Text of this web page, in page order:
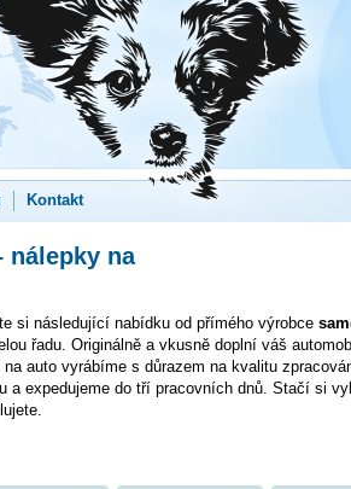
Kontakt
nálepky na
si následující nabídku od přímého výrobce
řadu. Originálně a vkusně doplní váš
auto vyrábíme s důrazem na kvalitu
a expedujeme do tří pracovních dnů. Stačí si